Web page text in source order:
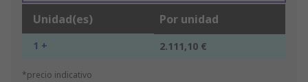
Unidad(es) Por unidad
1 + 2.111,10 €
*precio indicativo